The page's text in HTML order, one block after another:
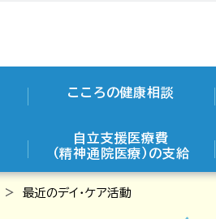
こころの健康相談
自立支援医療費
（精神通院医療）の支給
最近のデイ・ケア活動